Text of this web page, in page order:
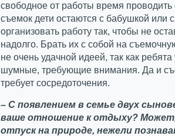
свободное от работы время
съемок дети остаются с бабушкой или
организовать работу так, чтобы не
надолго. Брать их с собой на
не очень удачной идеей, так как
шумные, требующие внимания. Да и
требует сосредоточения.
– С появлением в семье двух
ваше отношение к отдыху?
отпуск на природе, нежели